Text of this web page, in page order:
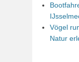
Vögel
Natur